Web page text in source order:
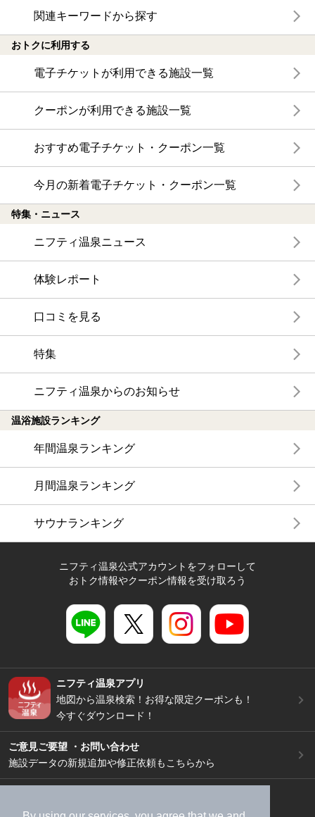
関連キーワードから探す
おトクに利用する
電子チケットが利用できる施設一覧
クーポンが利用できる施設一覧
おすすめ電子チケット・クーポン一覧
今月の新着電子チケット・クーポン一覧
特集・ニュース
ニフティ温泉ニュース
体験レポート
口コミを見る
特集
ニフティ温泉からのお知らせ
温浴施設ランキング
年間温泉ランキング
月間温泉ランキング
サウナランキング
ニフティ温泉公式アカウントをフォローして
おトク情報やクーポン情報を受け取ろう
ニフティ温泉アプリ
地図から温泉検索！お得な限定クーポンも！
今すぐダウンロード！
ご意見ご要望 ・お問い合わせ
施設データの新規追加や修正依頼もこちらから
加盟店募集（資料請求）
広告出稿のご案内